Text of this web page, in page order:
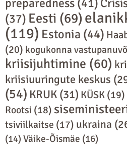
preparedness (41)
(37) Eesti (69)
(119) Estonia (44)
(20) kogukonna
kriisijuhtimine (60)
kriisiuuringute keskus
(54) KRUK (31) KÜSK (19)
Rootsi (18)
tsiviilkaitse (17) ukraina
(14) Väike-Õismäe (16)